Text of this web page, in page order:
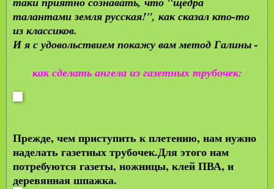
талантами земля русская!", как сказал кто-то
из классиков.
И я с удовольствием покажу вам метод Галины -
как сделать ангела из газетных трубочек:
Прежде, чем приступить к плетению, нам нужно
наделать газетных трубочек.Для этого нам
потребуются газеты, ножницы, клей ПВА, и
деревянная шпажка.